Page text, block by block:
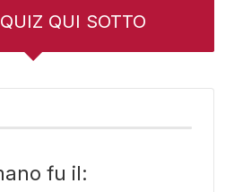
QUI SOTTO
fu il: